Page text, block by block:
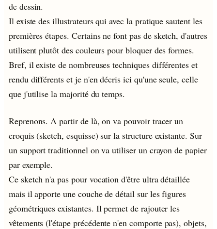
de dessin.
Il existe des illustrateurs qui avec la pratique sautent les
premières étapes. Certains ne font pas de sketch, d'autres
utilisent plutôt des couleurs pour bloquer des formes.
Bref, il existe de nombreuses techniques différentes et
rendu différents et je n'en décris ici qu'une seule, celle
que j'utilise la majorité du temps.
Reprenons. A partir de là, on va pouvoir tracer un
croquis (sketch, esquisse) sur la structure existante. Sur
un support traditionnel on va utiliser un crayon de papier
par exemple.
Ce sketch n'a pas pour vocation d'être ultra détaillée
mais il apporte une couche de détail sur les figures
géométriques existantes. Il permet de rajouter les
vêtements (l'étape précédente n'en comporte pas), objets,